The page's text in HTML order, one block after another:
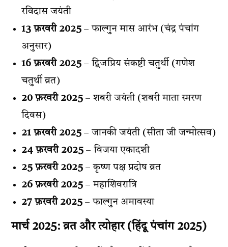
रविदास जयंती
13 फ़रवरी 2025 – फाल्गुन मास आरंभ (चंद्र पंचांग
अनुसार)
16 फ़रवरी 2025 – द्विजप्रिय संकष्टी चतुर्थी (गणेश
चतुर्थी व्रत)
20 फ़रवरी 2025 – शबरी जयंती (शबरी माता स्मरण
दिवस)
21 फ़रवरी 2025 – जानकी जयंती (सीता जी जन्मोत्सव)
24 फ़रवरी 2025 – विजया एकादशी
25 फ़रवरी 2025 – कृष्ण पक्ष प्रदोष व्रत
26 फ़रवरी 2025 – महाशिवरात्रि
27 फ़रवरी 2025 – फाल्गुन अमावस्या
मार्च 2025: व्रत और त्योहार (हिंदू पंचांग 2025)